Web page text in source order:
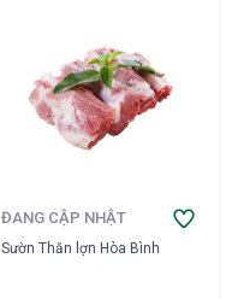
ĐANG CẬP NHẬT
Sườn Thăn lợn Hòa Bình